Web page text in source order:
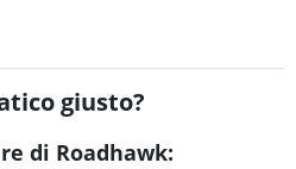
giusto?
di Roadhawk: